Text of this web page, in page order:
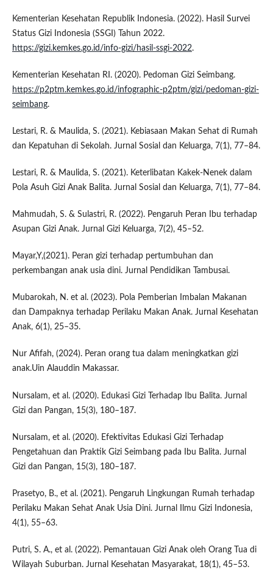
Kementerian Kesehatan Republik Indonesia. (2022). Hasil Survei
Status Gizi Indonesia (SSGI) Tahun 2022.
https://gizi.kemkes.go.id/info-gizi/hasil-ssgi-2022.
Kementerian Kesehatan RI. (2020). Pedoman Gizi Seimbang.
https://p2ptm.kemkes.go.id/infographic-p2ptm/gizi/pedoman-gizi-
seimbang.
Lestari, R. & Maulida, S. (2021). Kebiasaan Makan Sehat di Rumah
dan Kepatuhan di Sekolah. Jurnal Sosial dan Keluarga, 7(1), 77–84.
Lestari, R. & Maulida, S. (2021). Keterlibatan Kakek-Nenek dalam
Pola Asuh Gizi Anak Balita. Jurnal Sosial dan Keluarga, 7(1), 77–84.
Mahmudah, S. & Sulastri, R. (2022). Pengaruh Peran Ibu terhadap
Asupan Gizi Anak. Jurnal Gizi Keluarga, 7(2), 45–52.
Mayar,Y,(2021). Peran gizi terhadap pertumbuhan dan
perkembangan anak usia dini. Jurnal Pendidikan Tambusai.
Mubarokah, N. et al. (2023). Pola Pemberian Imbalan Makanan
dan Dampaknya terhadap Perilaku Makan Anak. Jurnal Kesehatan
Anak, 6(1), 25–35.
Nur Afifah, (2024). Peran orang tua dalam meningkatkan gizi
anak.Uin Alauddin Makassar.
Nursalam, et al. (2020). Edukasi Gizi Terhadap Ibu Balita. Jurnal
Gizi dan Pangan, 15(3), 180–187.
Nursalam, et al. (2020). Efektivitas Edukasi Gizi Terhadap
Pengetahuan dan Praktik Gizi Seimbang pada Ibu Balita. Jurnal
Gizi dan Pangan, 15(3), 180–187.
Prasetyo, B., et al. (2021). Pengaruh Lingkungan Rumah terhadap
Perilaku Makan Sehat Anak Usia Dini. Jurnal Ilmu Gizi Indonesia,
4(1), 55–63.
Putri, S. A., et al. (2022). Pemantauan Gizi Anak oleh Orang Tua di
Wilayah Suburban. Jurnal Kesehatan Masyarakat, 18(1), 45–53.